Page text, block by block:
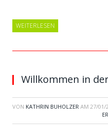
WEITERLESEN
Willkommen in
VON KATHRIN BUHOLZER AM 27/01/